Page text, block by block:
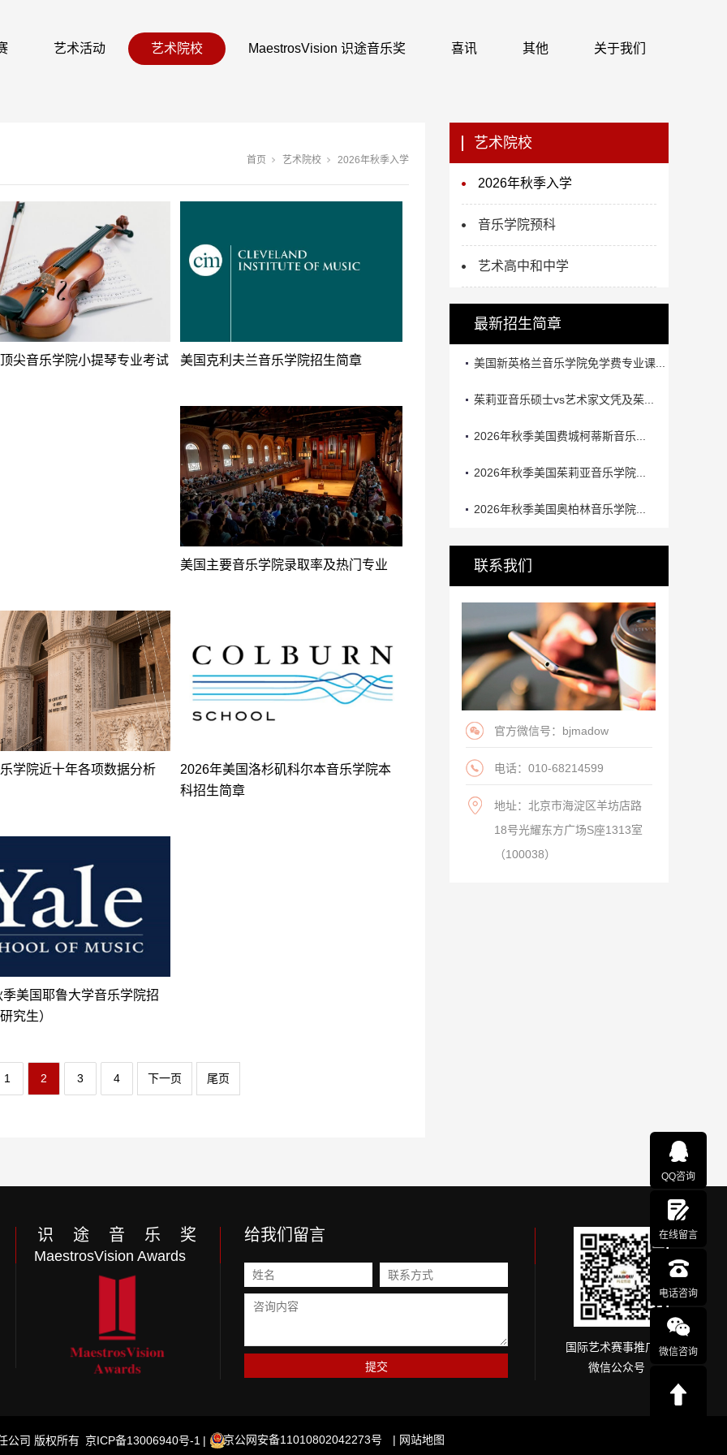
艺术活动 艺术院校 MaestrosVision 识途音乐奖 喜讯 其他 关于我们
首页 艺术院校 2026年秋季入学
尖音乐学院小提琴专业考试 美国克利夫兰音乐学院招生简章
美国主要音乐学院录取率及热门专业
学院近十年各项数据分析
2026年美国洛杉矶科尔本音乐学院本
科招生简章
美国耶鲁大学音乐学院招
究生）
1 2 3 4 下一页 尾页
艺术院校
2026年秋季入学
音乐学院预科
艺术高中和中学
最新招生简章
美国新英格兰音乐学院免学费专业课...
茱莉亚音乐硕士vs艺术家文凭及茱...
2026年秋季美国费城柯蒂斯音乐...
2026年秋季美国茱莉亚音乐学院...
2026年秋季美国奥柏林音乐学院...
联系我们
官方微信号：bjmadow
电话：010-68214599
地址：北京市海淀区羊坊店路
18号光耀东方广场S座1313室
（100038）
识 途 音 乐 奖
MaestrosVision Awards
给我们留言
国际艺术赛事推广网
微信公众号
公司 版权所有 京ICP备13006940号-1 |
京公网安备11010802042273号 | 网站地图
QQ咨询
在线留言
电话咨询
微信咨询